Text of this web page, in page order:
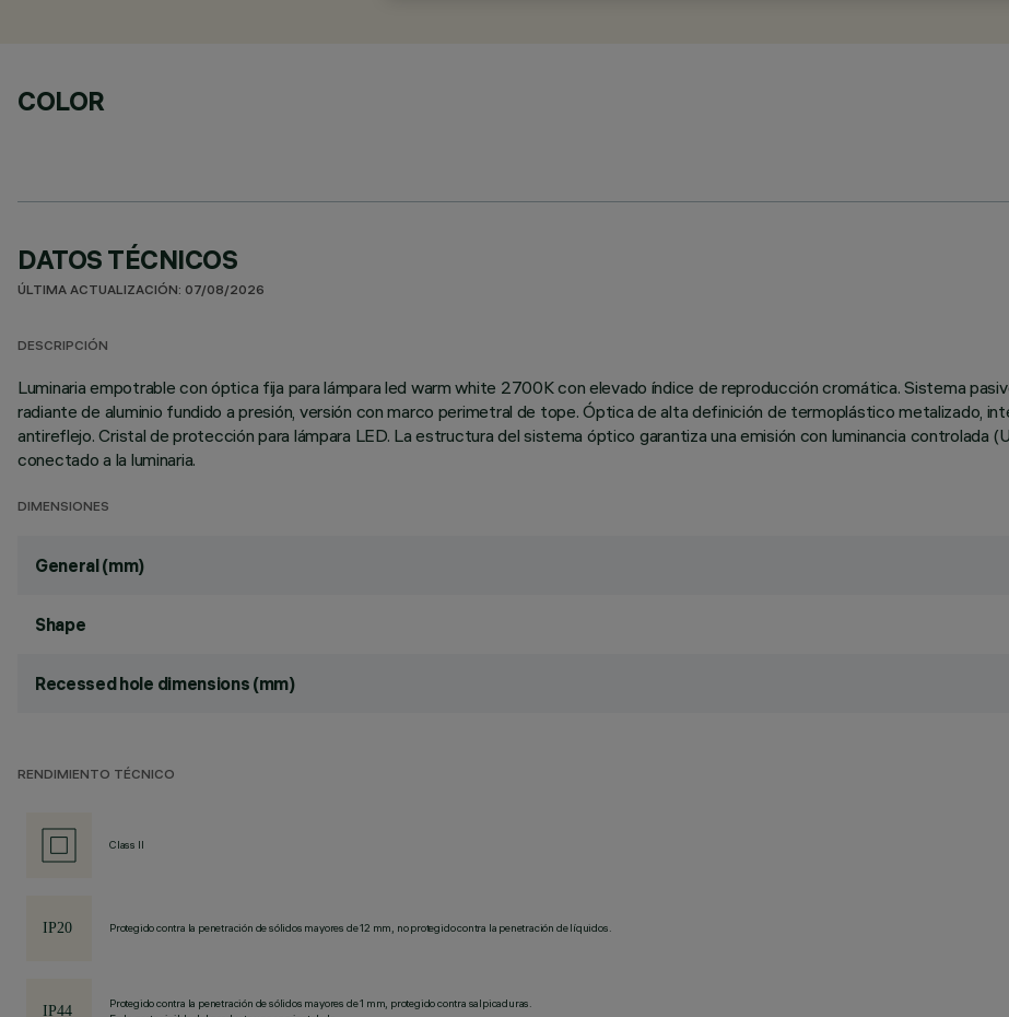
COLOR
DATOS TÉCNICOS
ÚLTIMA ACTUALIZACIÓN: 07/08/2026
DESCRIPCIÓN
Luminaria empotrable con óptica fija para lámpara led warm white 2700K con elevado índice de reproducción cromática. Sistema
radiante de aluminio fundido a presión, versión con marco perimetral de tope. Óptica de alta definición de termoplástico metalizado,
antireflejo. Cristal de protección para lámpara LED. La estructura del sistema óptico garantiza una emisión con luminancia controlada
conectado a la luminaria.
DIMENSIONES
General (mm)
Shape
Recessed hole dimensions (mm)
RENDIMIENTO TÉCNICO
Class II
Protegido contra la penetración de sólidos mayores de 12 mm, no protegido contra la penetración de líquidos.
Protegido contra la penetración de sólidos mayores de 1 mm, protegido contra salpicaduras.